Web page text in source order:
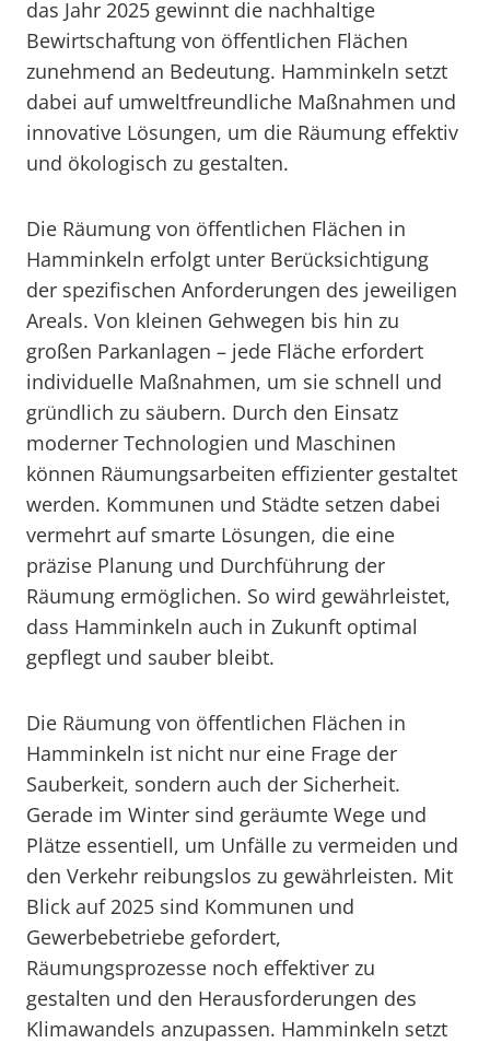
das Jahr 2025 gewinnt die nachhaltige
Bewirtschaftung von öffentlichen Flächen
zunehmend an Bedeutung. Hamminkeln setzt
dabei auf umweltfreundliche Maßnahmen und
innovative Lösungen, um die Räumung effektiv
und ökologisch zu gestalten.
Die Räumung von öffentlichen Flächen in
Hamminkeln erfolgt unter Berücksichtigung
der spezifischen Anforderungen des jeweiligen
Areals. Von kleinen Gehwegen bis hin zu
großen Parkanlagen – jede Fläche erfordert
individuelle Maßnahmen, um sie schnell und
gründlich zu säubern. Durch den Einsatz
moderner Technologien und Maschinen
können Räumungsarbeiten effizienter gestaltet
werden. Kommunen und Städte setzen dabei
vermehrt auf smarte Lösungen, die eine
präzise Planung und Durchführung der
Räumung ermöglichen. So wird gewährleistet,
dass Hamminkeln auch in Zukunft optimal
gepflegt und sauber bleibt.
Die Räumung von öffentlichen Flächen in
Hamminkeln ist nicht nur eine Frage der
Sauberkeit, sondern auch der Sicherheit.
Gerade im Winter sind geräumte Wege und
Plätze essentiell, um Unfälle zu vermeiden und
den Verkehr reibungslos zu gewährleisten. Mit
Blick auf 2025 sind Kommunen und
Gewerbebetriebe gefordert,
Räumungsprozesse noch effektiver zu
gestalten und den Herausforderungen des
Klimawandels anzupassen. Hamminkeln setzt